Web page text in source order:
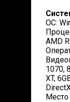
ОС:
AMD
1070,
XT,
Место